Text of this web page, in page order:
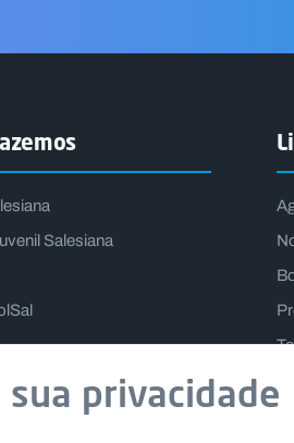
Salesiana
privacidade